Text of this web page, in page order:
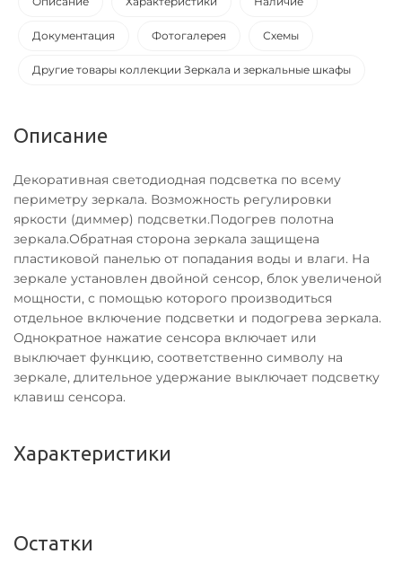
Документация Фотогалерея Схемы
Другие товары коллекции Зеркала и зеркальные шкафы
Описание
Декоративная светодиодная подсветка по всему
периметру зеркала. Возможность регулировки
яркости (диммер) подсветки.Подогрев полотна
зеркала.Обратная сторона зеркала защищена
пластиковой панелью от попадания воды и влаги. На
зеркале установлен двойной сенсор, блок увеличеной
мощности, с помощью которого производиться
отдельное включение подсветки и подогрева зеркала.
Однократное нажатие сенсора включает или
выключает функцию, соответственно символу на
зеркале, длительное удержание выключает подсветку
клавиш сенсора.
Характеристики
Остатки